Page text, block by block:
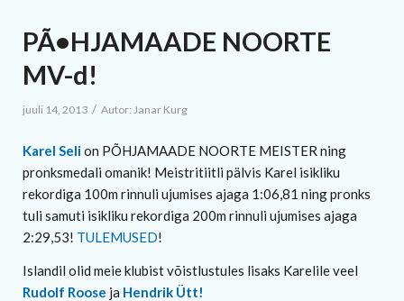
PÃ•HJAMAADE NOORTE
MV-d!
juuli 14, 2013 / Autor: Janar Kurg
Karel Selion PÕHJAMAADE NOORTE MEISTER ning
pronksmedali omanik! Meistritiitli pälvis Karel isikliku
rekordiga 100m rinnuli ujumises ajaga 1:06,81 ning pronks
tuli samuti isikliku rekordiga 200m rinnuli ujumises ajaga
2:29,53! TULEMUSED!
Islandil olid meie klubist võistlustules lisaks Karelile veel
Rudolf Roose ja Hendrik Ütt!